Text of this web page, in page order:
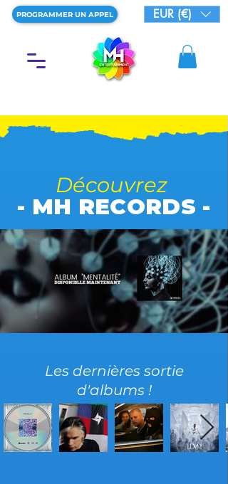
PROGRAMMER UN APPEL EUR (€)
Découvrez
- MH RECORDS -
Les dernières sortie
d'albums !